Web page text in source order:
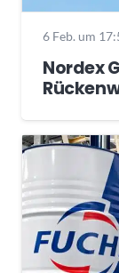
6 Feb. um
Nordex